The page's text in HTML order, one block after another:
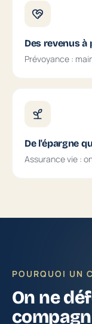
Des revenus à
Prévoyance :
De l'épargne
Assurance vie :
POURQUOI UN
On ne